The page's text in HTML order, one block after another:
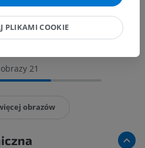
21
obrazów
PLIKAMI COOKIE